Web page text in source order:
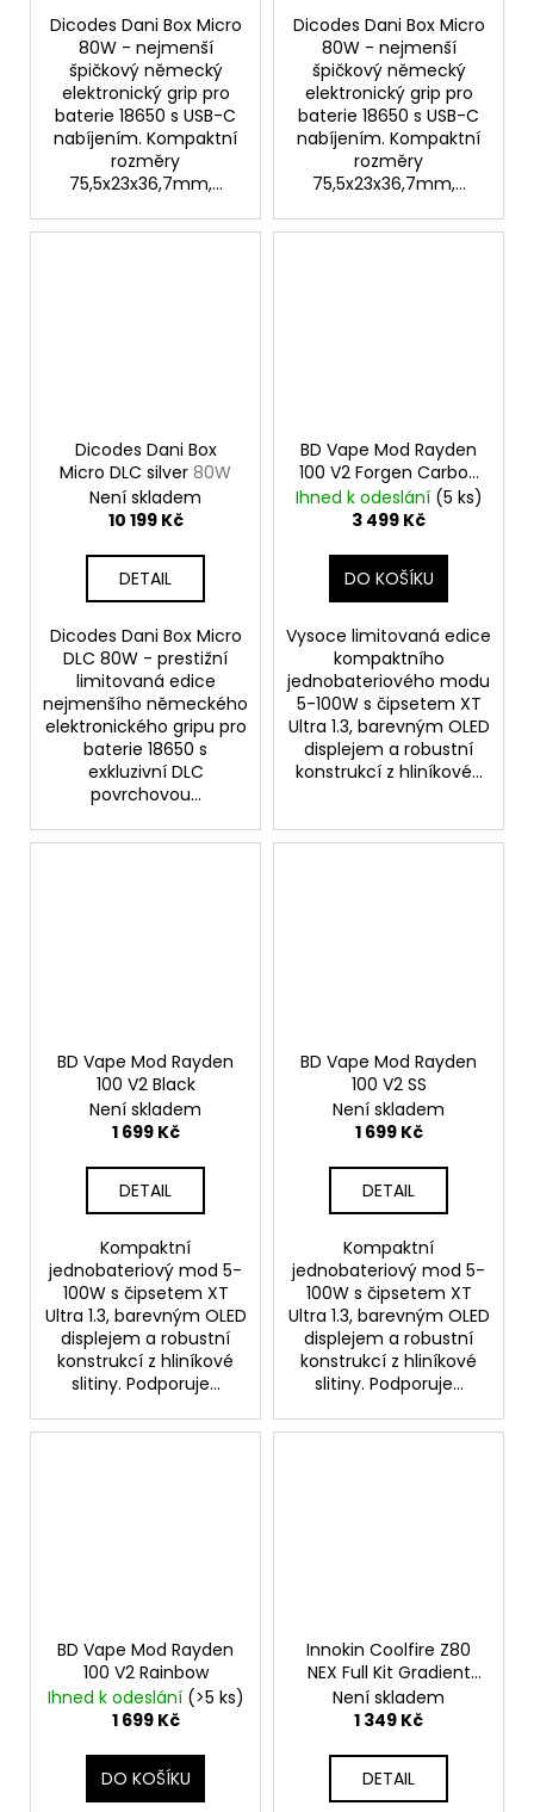
Dicodes Dani Box Micro
80W - nejmenší
špičkový německý
elektronický grip pro
baterie 18650 s USB-C
nabíjením. Kompaktní
rozměry
75,5x23x36,7mm,...
Dicodes Dani Box Micro
80W - nejmenší
špičkový německý
elektronický grip pro
baterie 18650 s USB-C
nabíjením. Kompaktní
rozměry
75,5x23x36,7mm,...
Dicodes Dani Box
Micro DLC silver 80W
Není skladem
10 199 Kč
DETAIL
Dicodes Dani Box Micro
DLC 80W - prestižní
limitovaná edice
nejmenšího německého
elektronického gripu pro
baterie 18650 s
exkluzivní DLC
povrchovou...
BD Vape Mod Rayden
100 V2 Forgen Carbon
Fiber
Ihned k odeslání (5 ks)
3 499 Kč
DO KOŠÍKU
Vysoce limitovaná edice
kompaktního
jednobateriového modu
5-100W s čipsetem XT
Ultra 1.3, barevným OLED
displejem a robustní
konstrukcí z hliníkové...
BD Vape Mod Rayden
100 V2 Black
Není skladem
1 699 Kč
DETAIL
Kompaktní
jednobateriový mod 5-
100W s čipsetem XT
Ultra 1.3, barevným OLED
displejem a robustní
konstrukcí z hliníkové
slitiny. Podporuje...
BD Vape Mod Rayden
100 V2 SS
Není skladem
1 699 Kč
DETAIL
Kompaktní
jednobateriový mod 5-
100W s čipsetem XT
Ultra 1.3, barevným OLED
displejem a robustní
konstrukcí z hliníkové
slitiny. Podporuje...
BD Vape Mod Rayden
100 V2 Rainbow
Ihned k odeslání (>5 ks)
1 699 Kč
DO KOŠÍKU
Innokin Coolfire Z80
NEX Full Kit Gradient
Blue
Není skladem
1 349 Kč
DETAIL